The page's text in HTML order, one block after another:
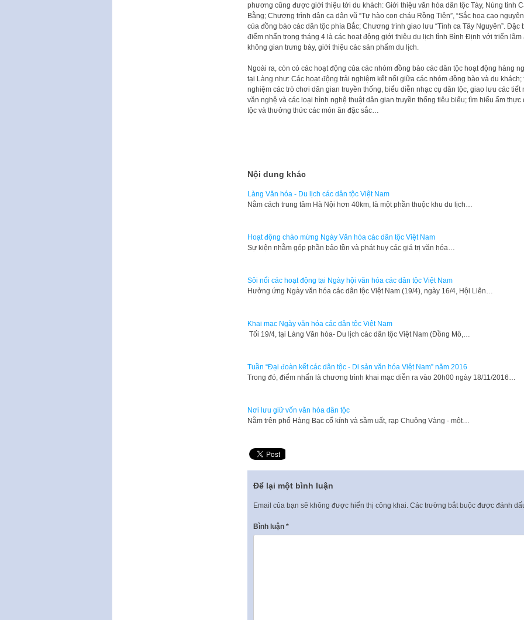
phương cũng được giới thiệu tới du khách: Giới thiệu văn hóa dân tộc Tày, Nùng tỉnh
Bằng; Chương trình dân ca dân vũ “Tự hào con cháu Rồng Tiên”, “Sắc hoa cao
của đồng bào các dân tộc phía Bắc; Chương trình giao lưu “Tình ca Tây Nguyên”. Đặc
điểm nhấn trong tháng 4 là các hoạt động giới thiệu du lịch tỉnh Bình Định với triển lãm
không gian trưng bày, giới thiệu các sản phẩm du lịch.
Ngoài ra, còn có các hoạt động của các nhóm đồng bào các dân tộc hoạt động hàng
tại Làng như: Các hoạt động trải nghiệm kết nối giữa các nhóm đồng bào và du khách;
nghiệm các trò chơi dân gian truyền thống, biểu diễn nhạc cụ dân tộc, giao lưu các tiết
văn nghệ và các loại hình nghệ thuật dân gian truyền thống tiêu biểu; tìm hiểu ẩm thực
tộc và thưởng thức các món ăn đặc sắc…
Nội dung khác
Làng Văn hóa - Du lịch các dân tộc Việt Nam
Nằm cách trung tâm Hà Nội hơn 40km, là một phần thuộc khu du lịch…
Hoạt động chào mừng Ngày Văn hóa các dân tộc Việt Nam
Sự kiện nhằm góp phần bảo tồn và phát huy các giá trị văn hóa…
Sôi nổi các hoạt động tại Ngày hội văn hóa các dân tộc Việt Nam
Hưởng ứng Ngày văn hóa các dân tộc Việt Nam (19/4), ngày 16/4, Hội Liên…
Khai mạc Ngày văn hóa các dân tộc Việt Nam
Tối 19/4, tại Làng Văn hóa- Du lịch các dân tộc Việt Nam (Đồng Mô,…
Tuần “Đại đoàn kết các dân tộc - Di sản văn hóa Việt Nam” năm 2016
Trong đó, điểm nhấn là chương trình khai mạc diễn ra vào 20h00 ngày 18/11/2016…
Nơi lưu giữ vốn văn hóa dân tộc
Nằm trên phố Hàng Bạc cổ kính và sầm uất, rạp Chuông Vàng - một…
Để lại một bình luận
Email của bạn sẽ không được hiển thị công khai. Các trường bắt buộc được đánh
Bình luận *